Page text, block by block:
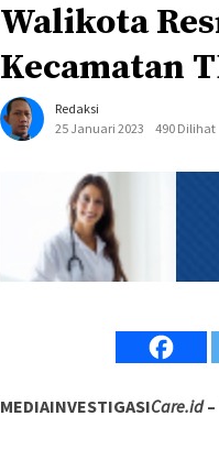
Walikota
Kecamatan
Redaksi
25 Januari 2023
490 Dilihat
MEDIAINVESTIGASICare.id